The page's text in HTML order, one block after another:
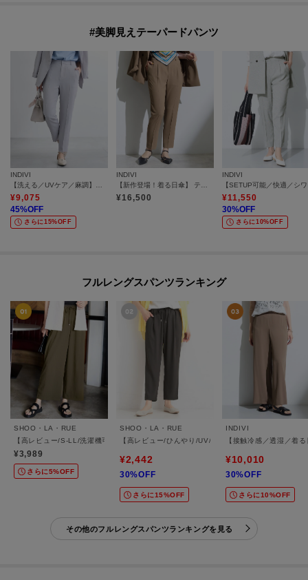
#美脚見えテーパードパンツ
INDIVI
【洗える／UVケア／麻調】テーパードパンツ
¥9,075
45%OFF
さらに15%OFF
INDIVI
【新作登場！着る日傘】 テーパードパンツ
¥16,500
INDIVI
¥11,550
30%OFF
さらに10%OFF
フルレングスパンツランキング
SHOO・LA・RUE
【高レビュー/S-LL/洗濯機可/セットアップ可】着丈選べる 軽凛(かろりん) ひんやりフ
¥3,989
さらに5%OFF
SHOO・LA・RUE
【高レビュー/ひんやり/UV/SS-3L/セットアップ可】さ
¥2,442
30%OFF
さらに15%OFF
INDIVI
【接触冷感／透湿／着
¥10,010
30%OFF
さらに10%OFF
その他のフルレングスパンツランキングを見る